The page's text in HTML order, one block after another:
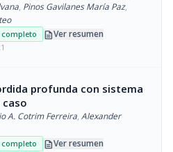
, Pinos Gavilanes María Paz,
descriptionVer resumen
profunda con sistema
A. Cotrim Ferreira, Alexander
descriptionVer resumen